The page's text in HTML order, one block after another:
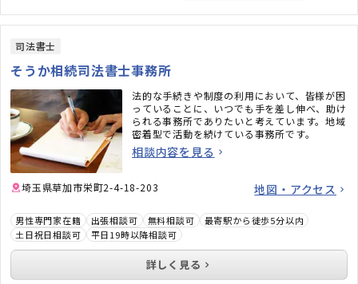
司法書士
そうか相続司法書士事務所
法的な手続きや制度の利用において、皆様が困
っていることに、いつでも手を差し伸べ、助け
られる事務所でありたいと考えています。地域
密着型で活動を続けている事務所です。
相談内容を見る
埼玉県草加市栄町2-4-18-203 地図・アクセス
男性専門家在籍 出張相談可 無料相談可
最寄駅から徒歩5分以内
土日祝日相談可
平日19時以降相談可
詳しく見る